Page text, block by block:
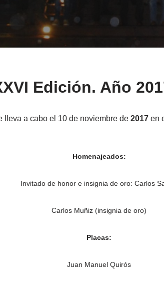
Edición. Año
lleva a cabo el 10 de noviembre de 2017 en
Homenajeados:
Invitado de honor e insignia de oro: Carlos
Carlos Muñiz (insignia de oro)
Placas:
Juan Manuel Quirós